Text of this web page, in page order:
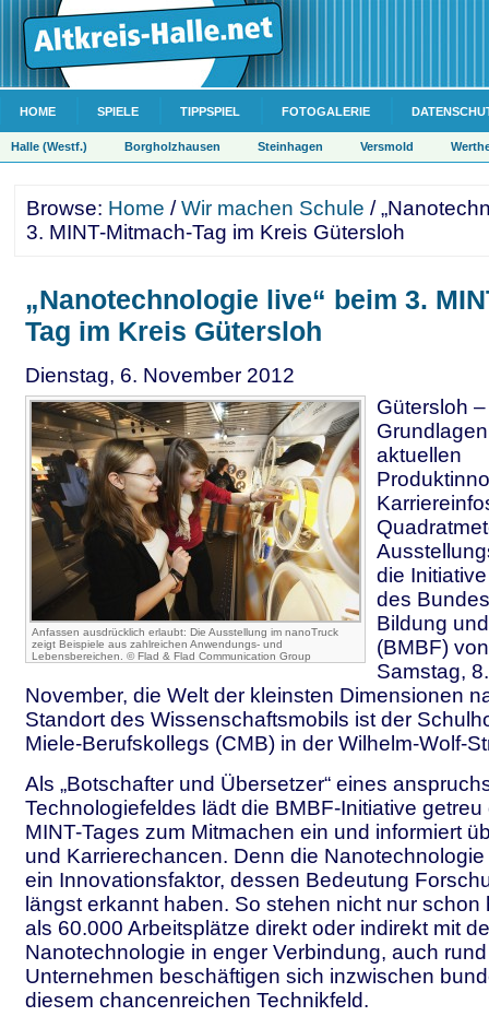
HOME SPIELE TIPPSPIEL FOTOGALERIE
Halle (Westf.) Borgholzhausen Steinhagen Versmold
Browse: Home /Wir machen Schule /
3. MINT-Mitmach-Tag im Kreis Gütersloh
„Nanotechnologie live“ beim 3.
Tag im Kreis Gütersloh
Dienstag, 6. November 2012
Anfassen ausdrücklich erlaubt: Die Ausstellung im nanoTruck
zeigt Beispiele aus zahlreichen Anwendungs- und
Lebensbereichen. © Flad & Flad Communication Group
Gütersloh
aktuellen
die Initiative
des
Bildung
(BMBF)
Samstag,
November, die Welt der kleinsten Dimensionen
Standort des Wissenschaftsmobils ist der
Miele-Berufskollegs (CMB) in der Wilhelm-Wolf-
Als „Botschafter und Übersetzer“ eines
Technologiefeldes lädt die BMBF-Initiative
MINT-Tages zum Mitmachen ein und informiert
und Karrierechancen. Denn die
ein Innovationsfaktor, dessen Bedeutung
längst erkannt haben. So stehen nicht nur schon
als 60.000 Arbeitsplätze direkt oder indirekt mit
Nanotechnologie in enger Verbindung, auch
Unternehmen beschäftigen sich inzwischen
diesem chancenreichen Technikfeld.